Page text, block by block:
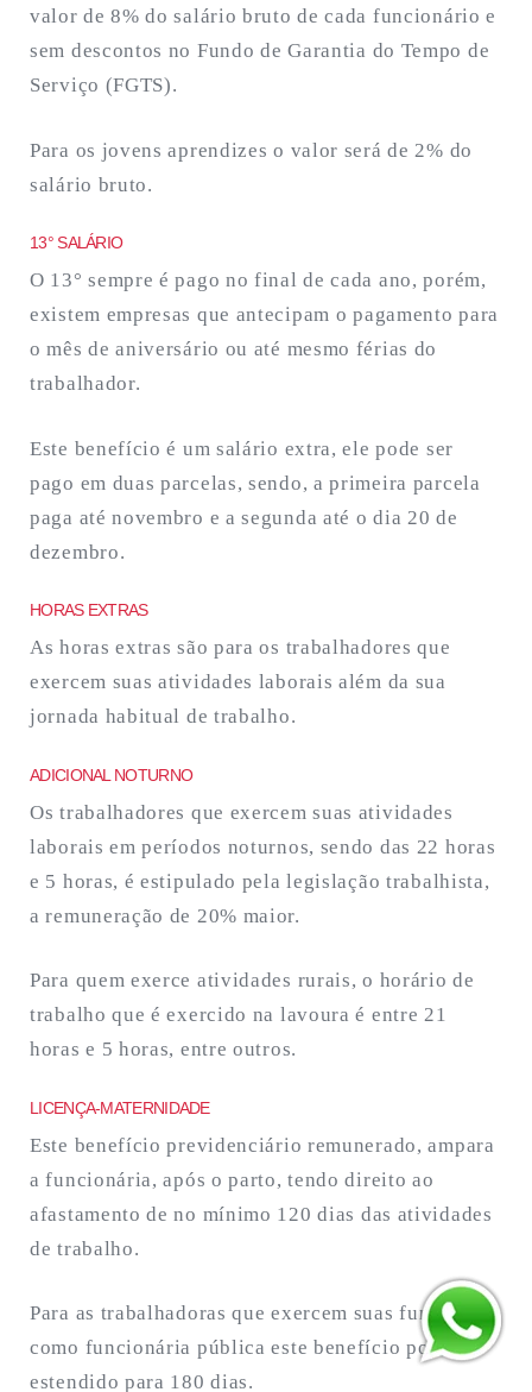
valor de 8% do salário bruto de cada funcionário e
sem descontos no Fundo de Garantia do Tempo de
Serviço (FGTS).
Para os jovens aprendizes o valor será de 2% do
salário bruto.
13° SALÁRIO
O 13° sempre é pago no final de cada ano, porém,
existem empresas que antecipam o pagamento para
o mês de aniversário ou até mesmo férias do
trabalhador.
Este benefício é um salário extra, ele pode ser
pago em duas parcelas, sendo, a primeira parcela
paga até novembro e a segunda até o dia 20 de
dezembro.
HORAS EXTRAS
As horas extras são para os trabalhadores que
exercem suas atividades laborais além da sua
jornada habitual de trabalho.
ADICIONAL NOTURNO
Os trabalhadores que exercem suas atividades
laborais em períodos noturnos, sendo das 22 horas
e 5 horas, é estipulado pela legislação trabalhista,
a remuneração de 20% maior.
Para quem exerce atividades rurais, o horário de
trabalho que é exercido na lavoura é entre 21
horas e 5 horas, entre outros.
LICENÇA-MATERNIDADE
Este benefício previdenciário remunerado, ampara
a funcionária, após o parto, tendo direito ao
afastamento de no mínimo 120 dias das atividades
de trabalho.
Para as trabalhadoras que exercem suas funções
como funcionária pública este benefício pode ser
estendido para 180 dias.